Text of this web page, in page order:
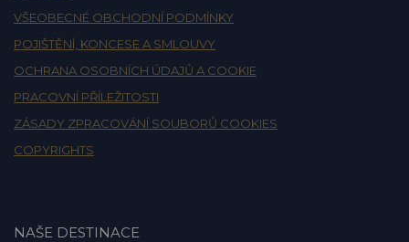
VŠEOBECNÉ OBCHODNÍ PODMÍNKY
POJIŠTĚNÍ, KONCESE A SMLOUVY
OCHRANA OSOBNÍCH ÚDAJŮ A COOKIE
PRACOVNÍ PŘÍLEŽITOSTI
ZÁSADY ZPRACOVÁNÍ SOUBORŮ COOKIES
COPYRIGHTS
NAŠE DESTINACE